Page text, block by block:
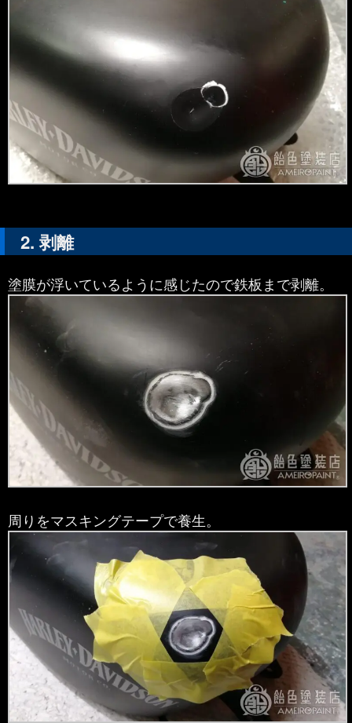
剥離
塗膜が浮いているように感じたので鉄板まで剥離。
周りをマスキングテープで養生。